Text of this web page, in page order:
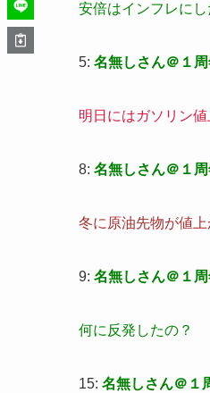
安倍はインフレに
5: 名無しさん＠１
明日にはガソリン
8: 名無しさん＠１
冬に原油先物が値
9: 名無しさん＠１
何に反発したの？
15: 名無しさん＠１